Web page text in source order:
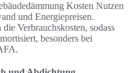
Kosten Nutzen
und Energiepreisen.
Verbrauchskosten, sodass
besonders bei